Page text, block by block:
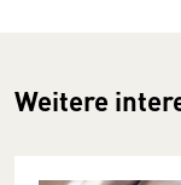
Weitere